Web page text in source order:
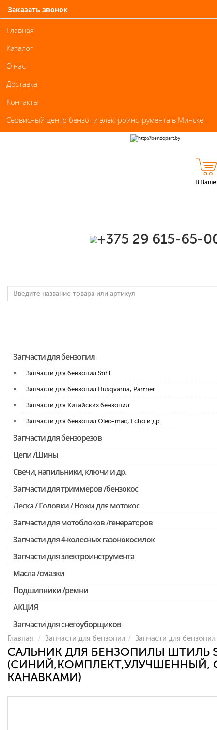
Заказать звонок
Главная
Каталог
О нас
Доставка
Контакты
Сервисный центр бензо- и электроинструмента в Минске
‎+375 29 615-65-
В
Запчасти для бензопил
Запчасти для бензопил Stihl
Запчасти для бензопил Husqvarna, Partner
Запчасти для Китайских бензопил
Запчасти для бензопил Oleo-mac, Echo и др.
Запчасти для бензорезов
Цепи /Шины
Свечи, напильники, ключи и др.
Запчасти для триммеров /бензокос
Запчасти для Китайских триммеров
Запчасти для мотокос Stihl /Husqvarna /Oleo-mac /Echo и др.
Леска / Головки / Ножи для мотокос
Запчасти для мотоблоков /генераторов
Запчасти для 4-колесных газонокосилок
Запчасти для электроинструмента
Двигатели, редукторы для шуруповертов
Патроны для шуруповертов / перфораторов
Выключатели, переключатели
Запчасти для перфораторов и отбойных молотков
Запчасти для УШМ (болгарок)
Запчасти для электроинструмента другие
Конденсаторы
Масла /смазки
Подшипники /ремни
АКЦИЯ
Скидка 50%
Запчасти для снегоуборщиков
Главная Запчасти для бензопил Запчасти для
САЛЬНИК ДЛЯ БЕНЗОПИЛЫ ШТИЛЬ
(СИНИЙ,КОМПЛЕКТ,УЛУЧШЕННЫЙ,
КАНАВКАМИ)